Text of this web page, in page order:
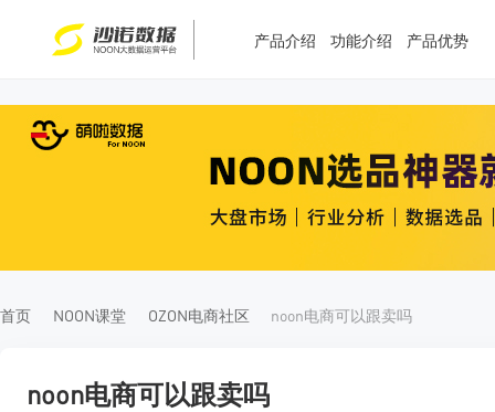
产品介绍 功能介绍 产品优势
首页 NOON课堂 OZON电商社区 noon电商可以跟卖吗
noon电商可以跟卖吗